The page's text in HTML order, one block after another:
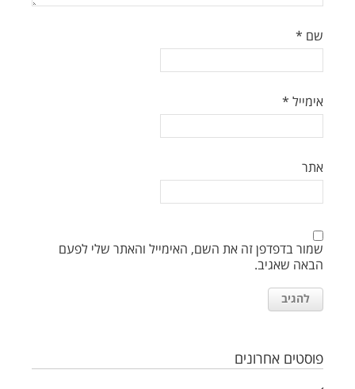
שם *
אימייל *
אתר
שמור בדפדפן זה את השם, האימייל והאתר שלי לפעם
הבאה שאגיב.
פוסטים אחרונים